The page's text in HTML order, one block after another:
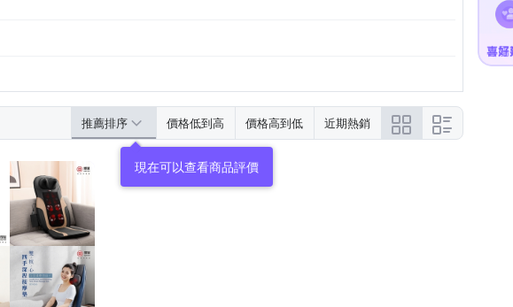
推薦排序 價格低到高 價格高到低 近期熱銷
現在可以查看商品評價